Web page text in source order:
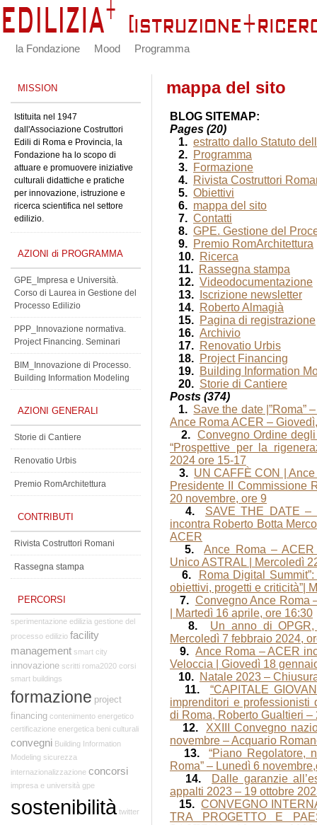
la Fondazione Mood Programma
mappa del sito
BLOG SITEMAP:
Pages (20)
1. estratto dallo Statuto
2. Programma
3. Formazione
4. Rivista Costruttori
5. Obiettivi
6. mappa del sito
7. Contatti
8. GPE. Gestione del
9. Premio RomArchitettura
10. Ricerca
11. Rassegna stampa
12. Videodocumentazione
13.
Iscrizione newsletter
14. Roberto Almagià
15. Pagina di registrazione
16. Archivio
17. Renovatio Urbis
18. Project Financing
19. Building Information
20. Storie di Cantiere
Posts (374)
1. Save the date |”Roma”
Ance Roma ACER –
2.
Convegno Ordine
“Prospettive per la
2024 ore 15-17
3. UN CAFFÈ CON |
Presidente II Commissione
20 novembre, ore 9
4.
SAVE THE DATE
incontra Roberto Botta
ACER
5.
Ance Roma – ACER
Unico ASTRAL | Mercoledì
6.
Roma Digital
obiettivi, progetti e criticità”|
7. Convegno Ance Roma
| Martedì 16 aprile, ore 16:30
8.
Un anno di
Mercoledì 7 febbraio 2024,
9. Ance Roma – ACER
Veloccia | Giovedì 18
10. Natale 2023 –
11.
“CAPITALE
imprenditori e
di Roma, Roberto Gualtieri –
12.
XXIII Convegno
novembre – Acquario
13.
“Piano Regolatore,
Roma” – Lunedì 6
14.
Dalle garanzie
appalti 2023 – 19 ottobre
15. CONVEGNO
TRA PROGETTO E
MISSION
Istituita nel 1947
dall'Associazione Costruttori
Edili di Roma e Provincia, la
Fondazione ha lo scopo di
attuare e promuovere iniziative
culturali didattiche e pratiche
per innovazione, istruzione e
ricerca scientifica nel settore
edilizio.
AZIONI di PROGRAMMA
GPE_Impresa e Università.
Corso di Laurea in Gestione del
Processo Edilizio
PPP_Innovazione normativa.
Project Financing. Seminari
BIM_Innovazione di Processo.
Building Information Modeling
AZIONI GENERALI
Storie di Cantiere
Renovatio Urbis
Premio RomArchitettura
CONTRIBUTI
Rivista Costruttori Romani
Rassegna stampa
PERCORSI
sperimentazione edilizia gestione del
processo edilizio facility
management smart city
innovazione scritti roma2020 corsi
smart buildings
formazione project
financing contenimento energetico
certificazione energetica beni culturali
convegni Building Information
Modeling sicurezza
internazionalizzazione concorsi
impresa e università gpe
sostenibilità twitter